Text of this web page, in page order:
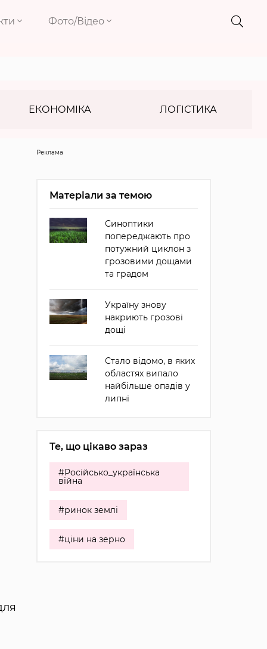
Фото/Відео
ЕКОНОМІКА ЛОГІСТИКА
Реклама
Матеріали за темою
Синоптики
попереджають про
потужний циклон з
грозовими дощами
та градом
Україну знову
накриють грозові
дощі
Стало відомо, в яких
областях випало
найбільше опадів у
липні
Те, що цікаво зараз
#Російсько_українська
війна
#ринок землі
#ціни на зерно